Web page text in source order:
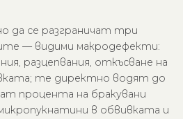
да се разграничат три
— видими макродефекти:
разцепвания, откъсване на
те директно водят до
процента на бракувани
в обвивката и